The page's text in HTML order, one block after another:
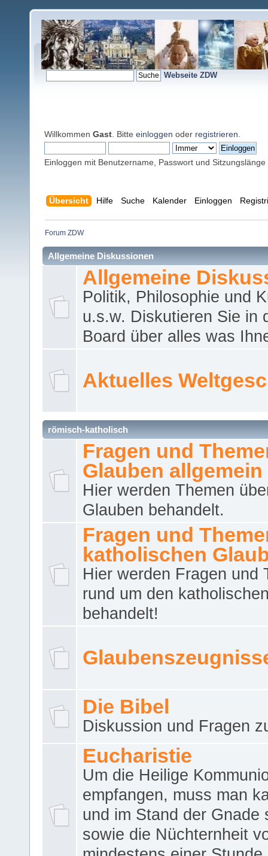
Webseite ZDW
Willkommen Gast . Bitte einloggen oder registrieren
Einloggen mit Benutzername, Passwort und Sitzungslänge
Übersicht Hilfe Suche Kalender Einloggen
Forum ZDW
Allgemeine Diskussionen
Allgemeine
Politik, Philosophie und
u.s.w. Diskutieren Sie in
Board über alles was
Aktuelles
römisch-katholisch
Fragen und
Glauben allgemein
Hier werden Themen
Glauben behandelt.
Fragen und
katholischen
Hier werden Fragen und
rund um den
behandelt!
Die Bibel
Diskussion und Fragen
Eucharistie
Um die Heilige
empfangen, muss man
und im Stand der Gnade
sowie die Nüchternheit